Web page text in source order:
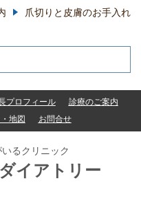
爪切りと皮膚のお手入れ
プロフィール
診療のご案内
地図 お問合せ
るクリニック
イアトリー